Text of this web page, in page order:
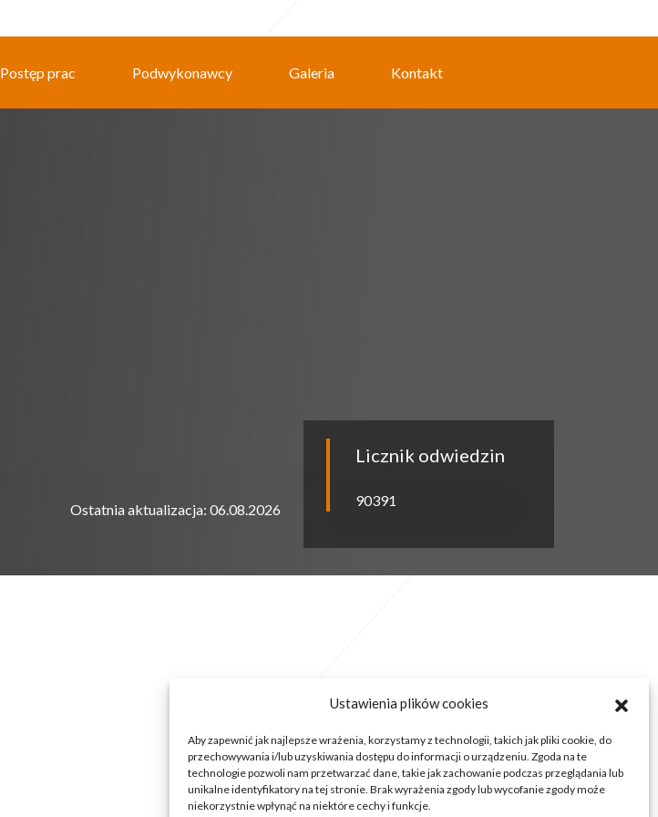
Ustawienia plików cookies
Aby zapewnić jak najlepsze wrażenia, korzystamy z technologii, takich jak pliki cookie, do
przechowywania i/lub uzyskiwania dostępu do informacji o urządzeniu. Zgoda na te
technologie pozwoli nam przetwarzać dane, takie jak zachowanie podczas przeglądania lub
unikalne identyfikatory na tej stronie. Brak wyrażenia zgody lub wycofanie zgody może
niekorzystnie wpłynąć na niektóre cechy i funkcje.
Postęp prac Podwykonawcy Galeria Kontakt
Ostatnia aktualizacja: 06.08.2026
Licznik odwiedzin
90391